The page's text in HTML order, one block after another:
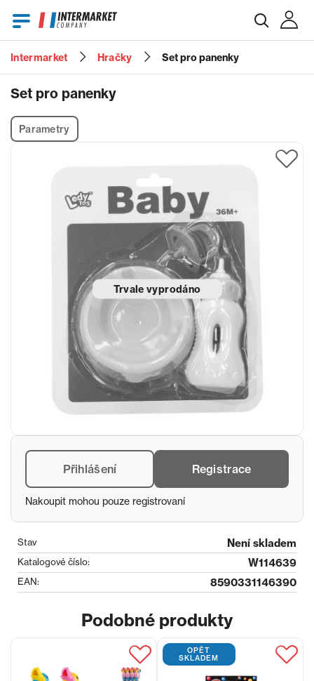
Heslo
Zapomenuté heslo?
Intermarket Hračky Set pro panenky
Set pro panenky
Parametry
Trvale vyprodáno
Přihlášení Registrace
Nakoupit mohou pouze registrovaní
Stav Není skladem
Katalogové číslo: W114639
EAN: 8590331146390
Podobné produkty
OPĚT
SKLADEM